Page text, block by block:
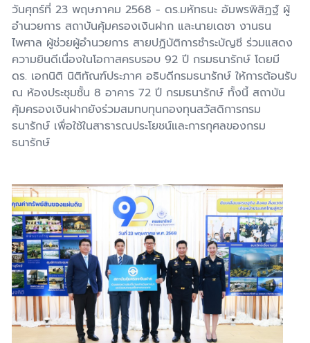
วันศุกร์ที่ 23 พฤษภาคม 2568 - ดร.มหัทธนะ อัมพรพิสิฏฐ์ ผู้
อำนวยการ สถาบันคุ้มครองเงินฝาก และนายเดชา งานธน
ไพศาล ผู้ช่วยผู้อำนวยการ สายปฏิบัติการชำระบัญชี ร่วมแสดง
ความยินดีเนื่องในโอกาสครบรอบ 92 ปี กรมธนารักษ์ โดยมี
ดร. เอกนิติ นิติทัณฑ์ประภาศ อธิบดีกรมธนารักษ์ ให้การต้อนรับ
ณ ห้องประชุมชั้น 8 อาคาร 72 ปี กรมธนารักษ์ ทั้งนี้ สถาบัน
คุ้มครองเงินฝากยังร่วมสมทบทุนกองทุนสวัสดิการกรม
ธนารักษ์ เพื่อใช้ในสาธารณประโยชน์และการกุศลของกรม
ธนารักษ์